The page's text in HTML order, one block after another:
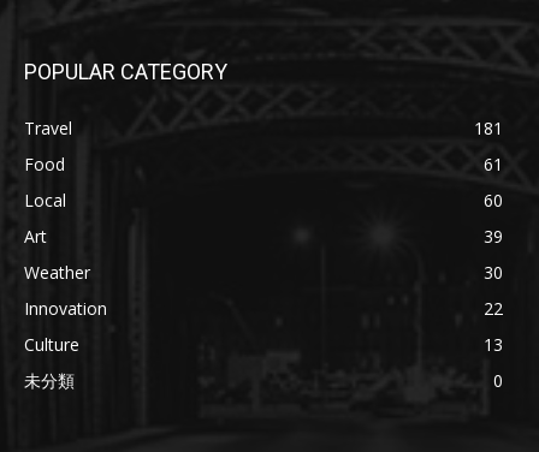
POPULAR CATEGORY
Travel
181
Food
61
Local
60
Art
39
Weather
30
Innovation
22
Culture
13
未分類
0